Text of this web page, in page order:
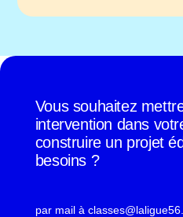
Vous souhaitez
intervention dans
construire un projet
besoins ?
par mail à